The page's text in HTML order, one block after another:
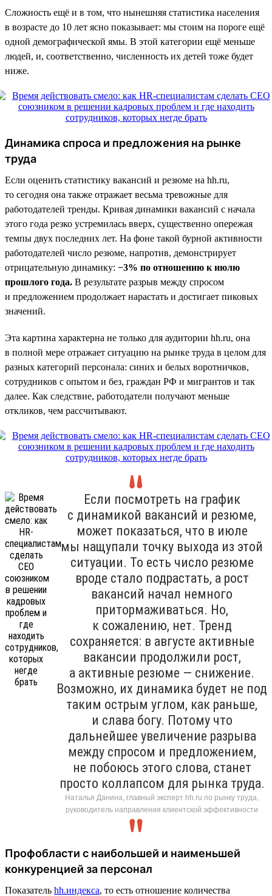
Сложность ещё и в том, что нынешняя статистика населения
в возрасте до 10 лет ясно показывает: мы стоим на пороге ещё
одной демографической ямы. В этой категории ещё меньше
людей, и, соответственно, численность их детей тоже будет
ниже.
Динамика спроса и предложения на рынке
труда
Если оценить статистику вакансий и резюме на hh.ru,
то сегодня она также отражает весьма тревожные для
работодателей тренды. Кривая динамики вакансий с начала
этого года резко устремилась вверх, существенно опережая
темпы двух последних лет. На фоне такой бурной активности
работодателей число резюме, напротив, демонстрирует
отрицательную динамику: −3% по отношению к июлю
прошлого года. В результате разрыв между спросом
и предложением продолжает нарастать и достигает пиковых
значений.
Эта картина характерна не только для аудитории hh.ru, она
в полной мере отражает ситуацию на рынке труда в целом для
разных категорий персонала: синих и белых воротничков,
сотрудников с опытом и без, граждан РФ и мигрантов и так
далее. Как следствие, работодатели получают меньше
откликов, чем рассчитывают.
Если посмотреть на график
с динамикой вакансий и резюме,
может показаться, что в июле
мы нащупали точку выхода из этой
ситуации. То есть число резюме
вроде стало подрастать, а рост
вакансий начал немного
притормаживаться. Но,
к сожалению, нет. Тренд
сохраняется: в августе активные
вакансии продолжили рост,
а активные резюме — снижение.
Возможно, их динамика будет не под
таким острым углом, как раньше,
и слава богу. Потому что
дальнейшее увеличение разрыва
между спросом и предложением,
не побоюсь этого слова, станет
просто коллапсом для рынка труда.
Наталья Данина, главный эксперт hh.ru по рынку труда,
руководитель направления клиентской эффективности
Профобласти с наибольшей и наименьшей
конкуренцией за персонал
Показатель hh.индекса, то есть отношение количества